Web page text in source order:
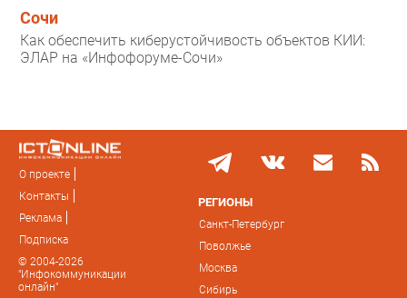
Сочи
Как обеспечить киберустойчивость объектов КИИ:
ЭЛАР на «Инфофоруме-Сочи»
О проекте
Контакты
Реклама
Подписка
© 2004-2026
"Инфокоммуникации
онлайн"
РЕГИОНЫ
Санкт-Петербург
Поволжье
Москва
Сибирь